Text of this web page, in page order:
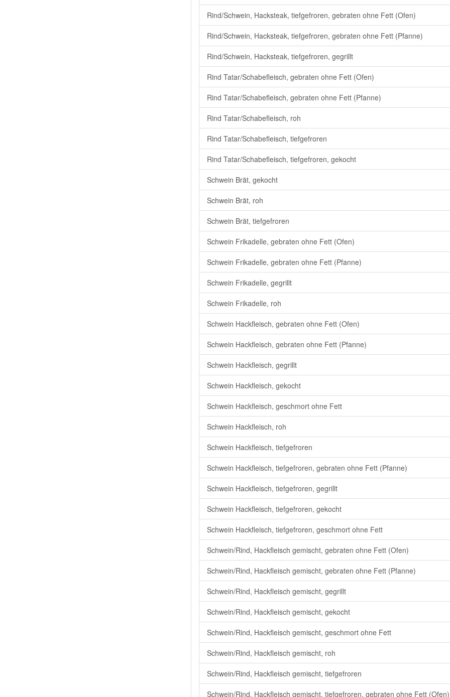
Rind/Schwein, Hacksteak, tiefgefroren, gebraten ohne Fett (Ofen)
Rind/Schwein, Hacksteak, tiefgefroren, gebraten ohne Fett (Pfanne)
Rind/Schwein, Hacksteak, tiefgefroren, gegrillt
Rind Tatar/Schabefleisch, gebraten ohne Fett (Ofen)
Rind Tatar/Schabefleisch, gebraten ohne Fett (Pfanne)
Rind Tatar/Schabefleisch, roh
Rind Tatar/Schabefleisch, tiefgefroren
Rind Tatar/Schabefleisch, tiefgefroren, gekocht
Schwein Brät, gekocht
Schwein Brät, roh
Schwein Brät, tiefgefroren
Schwein Frikadelle, gebraten ohne Fett (Ofen)
Schwein Frikadelle, gebraten ohne Fett (Pfanne)
Schwein Frikadelle, gegrillt
Schwein Frikadelle, roh
Schwein Hackfleisch, gebraten ohne Fett (Ofen)
Schwein Hackfleisch, gebraten ohne Fett (Pfanne)
Schwein Hackfleisch, gegrillt
Schwein Hackfleisch, gekocht
Schwein Hackfleisch, geschmort ohne Fett
Schwein Hackfleisch, roh
Schwein Hackfleisch, tiefgefroren
Schwein Hackfleisch, tiefgefroren, gebraten ohne Fett (Pfanne)
Schwein Hackfleisch, tiefgefroren, gegrillt
Schwein Hackfleisch, tiefgefroren, gekocht
Schwein Hackfleisch, tiefgefroren, geschmort ohne Fett
Schwein/Rind, Hackfleisch gemischt, gebraten ohne Fett (Ofen)
Schwein/Rind, Hackfleisch gemischt, gebraten ohne Fett (Pfanne)
Schwein/Rind, Hackfleisch gemischt, gegrillt
Schwein/Rind, Hackfleisch gemischt, gekocht
Schwein/Rind, Hackfleisch gemischt, geschmort ohne Fett
Schwein/Rind, Hackfleisch gemischt, roh
Schwein/Rind, Hackfleisch gemischt, tiefgefroren
Schwein/Rind, Hackfleisch gemischt, tiefgefroren, gebraten ohne Fett (Ofen)